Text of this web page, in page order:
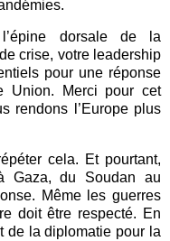
dorsale de la
crise, votre leadership
pour une réponse
Union. Merci pour cet
rendons l’Europe plus
cela. Et pourtant,
Gaza, du Soudan au
Même les guerres
doit être respecté. En
de la diplomatie pour la